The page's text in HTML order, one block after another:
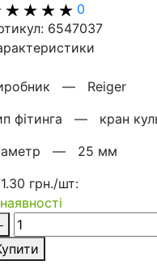
0
6547037
— Reiger
фітинга — кран
— 25 мм
грн./шт: